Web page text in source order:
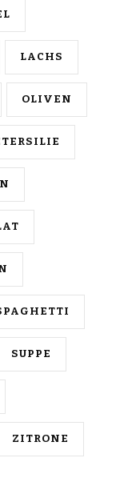
LACHS
OLIVEN
SUPPE
ZITRONE